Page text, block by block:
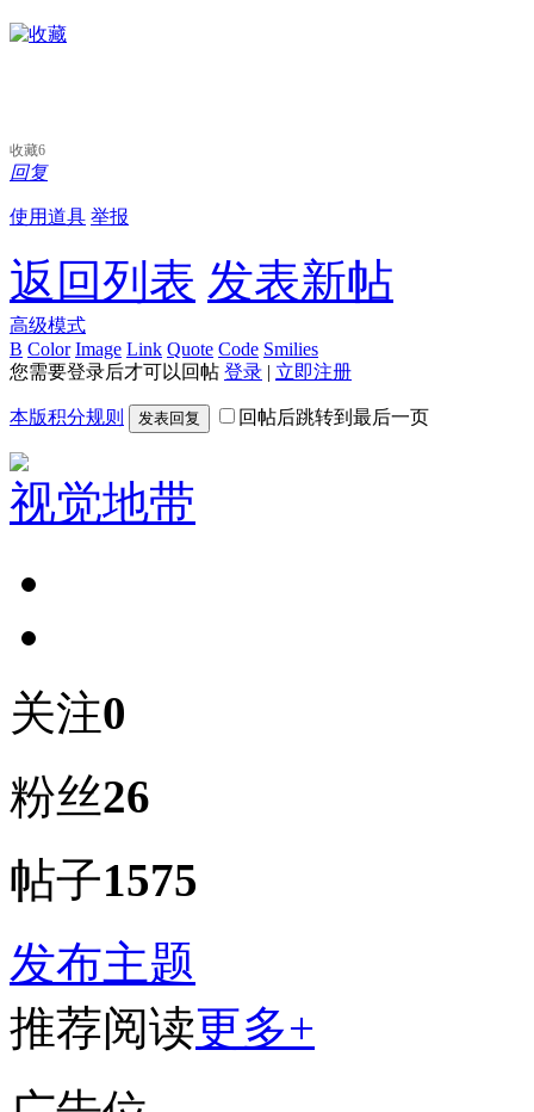
收藏6
回复
使用道具 举报
返回列表 发表新帖
高级模式
B Color Image Link Quote Code Smilies
您需要登录后才可以回帖 登录 | 立即注册
本版积分规则 发表回复 回帖后跳转到最后一页
视觉地带
关注0
粉丝26
帖子1575
发布主题
推荐阅读更多+